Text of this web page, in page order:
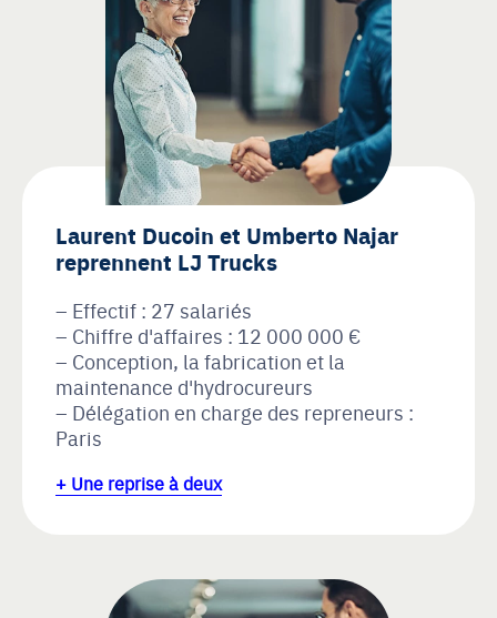
Laurent Ducoin et Umberto Najar
reprennent LJ Trucks
Effectif : 27 salariés
Chiffre d'affaires : 12 000 000 €
Conception, la fabrication et la
maintenance d'hydrocureurs
Délégation en charge des repreneurs :
Paris
+ Une reprise à deux